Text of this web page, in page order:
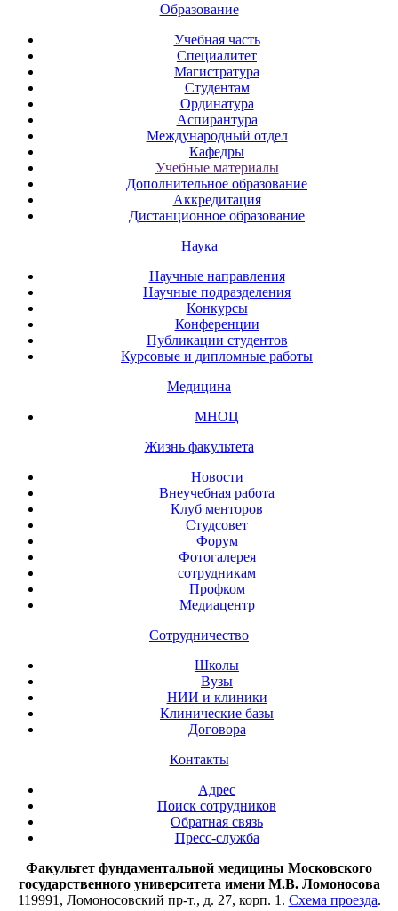
Образование
Учебная часть
Специалитет
Магистратура
Студентам
Ординатура
Аспирантура
Международный отдел
Кафедры
Учебные материалы
Дополнительное образование
Аккредитация
Дистанционное образование
Наука
Научные направления
Научные подразделения
Конкурсы
Конференции
Публикации студентов
Курсовые и дипломные работы
Медицина
МНОЦ
Жизнь факультета
Новости
Внеучебная работа
Клуб менторов
Студсовет
Форум
Фотогалерея
сотрудникам
Профком
Медиацентр
Сотрудничество
Школы
Вузы
НИИ и клиники
Клинические базы
Договора
Контакты
Адрес
Поиск сотрудников
Обратная связь
Пресс-служба
Факультет фундаментальной медицины Московского
государственного университета имени М.В. Ломоносова
119991, Ломоносовский пр-т., д. 27, корп. 1. Схема проезда.